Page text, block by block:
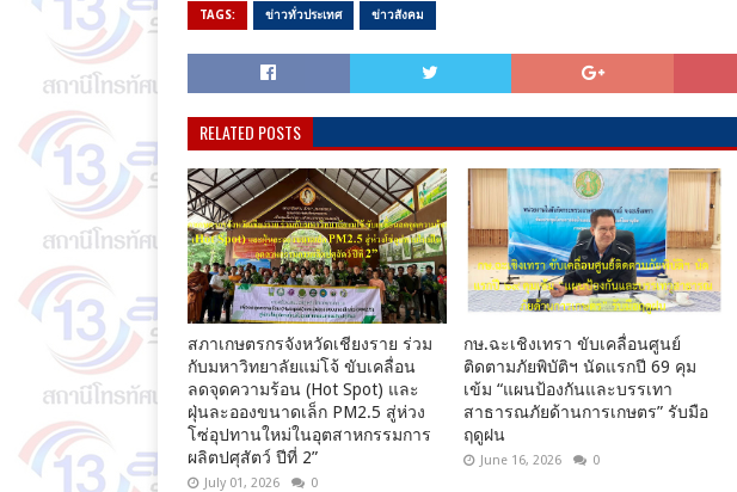
TAGS: ข่าวทั่วประเทศ ข่าวสังคม
RELATED POSTS
สภาเกษตรกรจังหวัดเชียงราย ร่วม
กับมหาวิทยาลัยแม่โจ้ ขับเคลื่อน
ลดจุดความร้อน (Hot Spot) และ
ฝุ่นละอองขนาดเล็ก PM2.5 สู่ห่วง
โซ่อุปทานใหม่ในอุตสาหกรรมการ
ผลิตปศุสัตว์ ปีที่ 2”
July 01, 2026 0
กษ.ฉะเชิงเทรา ขับเคลื่อนศูนย์
ติดตามภัยพิบัติฯ นัดแรกปี 69 คุม
เข้ม “แผนป้องกันและบรรเทา
สาธารณภัยด้านการเกษตร” รับมือ
ฤดูฝน
June 16, 2026 0